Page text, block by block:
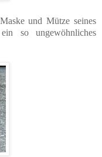
und Mütze seines
so ungewöhnliches